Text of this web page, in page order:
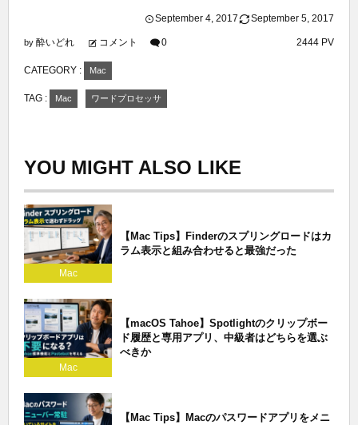
September 4,2017 September 5, 2017
by 酔いどれ コメント 0 2444 PV
CATEGORY : Mac
TAG : Mac ワードプロセッサ
YOU MIGHT ALSO LIKE
Mac
【Mac Tips】Finderのスプリングロードはカ
ラム表示と組み合わせると最強だった
Mac
【macOS Tahoe】Spotlightのクリップボー
ド履歴と専用アプリ、中級者はどちらを選ぶ
べきか
【Mac Tips】Macのパスワードアプリをメニ